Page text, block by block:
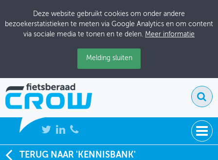
Deze website gebruikt cookies om onder andere
bezoekerstatistieken te meten via Google Analytics en om content
via sociale media te tonen en te delen. Meer informatie
Melding sluiten
NIEUWS
TERUG NAAR 'KENNISBANK'